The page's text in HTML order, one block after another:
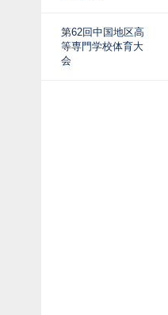
第62回中国地区高
等専門学校体育大
会